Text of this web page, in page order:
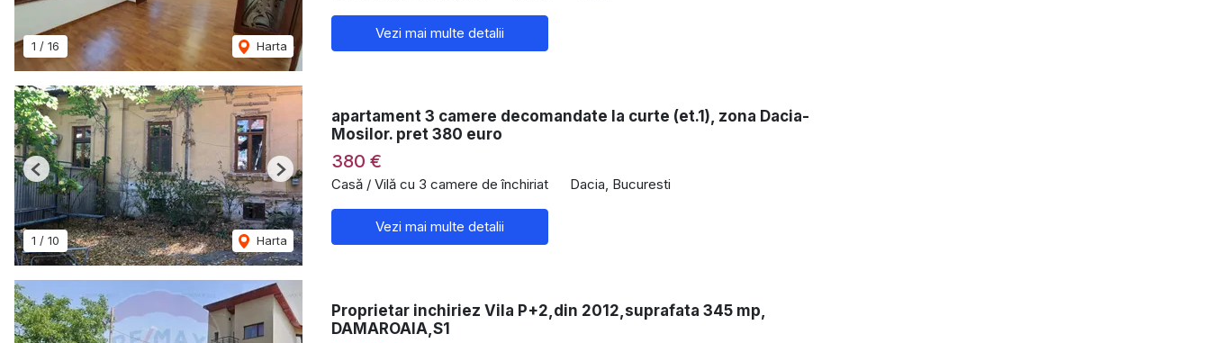
1 / 16 Harta
Vezi mai multe detalii
1 / 10 Harta
Previous Next
apartament 3 camere decomandate la curte (et.1), zona Dacia-
Mosilor. pret 380 euro
380 €
Casă / Vilă cu 3 camere de închiriat Dacia, Bucuresti
Vezi mai multe detalii
Proprietar inchiriez Vila P+2,din 2012,suprafata 345 mp,
DAMAROAIA,S1